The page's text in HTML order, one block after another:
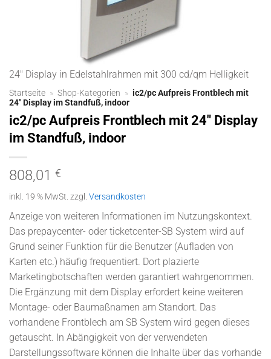
24" Display in Edelstahlrahmen mit 300 cd/qm Helligkeit
Startseite » Shop-Kategorien » ic2/pc Aufpreis Frontblech mit
24″ Display im Standfuß, indoor
ic2/pc Aufpreis Frontblech mit 24″ Display
im Standfuß, indoor
808,01 €
inkl. 19 % MwSt. zzgl. Versandkosten
Anzeige von weiteren Informationen im Nutzungskontext.
Das prepaycenter- oder ticketcenter-SB System wird auf
Grund seiner Funktion für die Benutzer (Aufladen von
Karten etc.) häufig frequentiert. Dort plazierte
Marketingbotschaften werden garantiert wahrgenommen.
Die Ergänzung mit dem Display erfordert keine weiteren
Montage- oder Baumaßnamen am Standort. Das
vorhandene Frontblech am SB System wird gegen dieses
getauscht. In Abängigkeit von der verwendeten
Darstellungssoftware können die Inhalte über das vorhande